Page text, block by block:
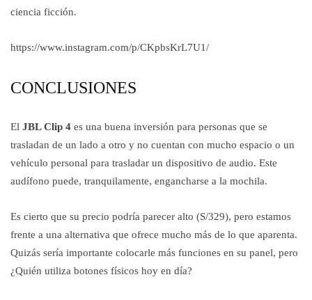
ciencia ficción.
https://www.instagram.com/p/CKpbsKrL7U1/
CONCLUSIONES
El JBL Clip 4 es una buena inversión para personas que se
trasladan de un lado a otro y no cuentan con mucho espacio o un
vehículo personal para trasladar un dispositivo de audio. Este
audífono puede, tranquilamente, engancharse a la mochila.
Es cierto que su precio podría parecer alto (S/329), pero estamos
frente a una alternativa que ofrece mucho más de lo que aparenta.
Quizás sería importante colocarle más funciones en su panel, pero
¿Quién utiliza botones físicos hoy en día?